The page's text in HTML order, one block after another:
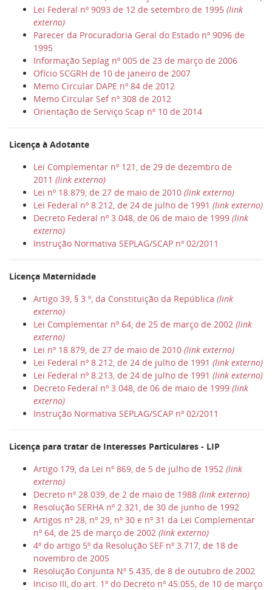
Lei Federal nº 9093 de 12 de setembro de 1995 (link
externo)
Parecer da Procuradoria Geral do Estado nº 9096 de
1995
Informação Seplag nº 005 de 23 de março de 2006
Ofício SCGRH de 10 de janeiro de 2007
Memo Circular DAPE nº 84 de 2012
Memo Circular Sef nº 308 de 2012
Orientação de Serviço Scap nº 10 de 2014
Licença à Adotante
Lei Complementar nº 121, de 29 de dezembro de
2011 (link externo)
Lei nº 18.879, de 27 de maio de 2010 (link externo)
Lei Federal nº 8.212, de 24 de julho de 1991 (link externo)
Decreto Federal nº 3.048, de 06 de maio de 1999 (link
externo)
Instrução Normativa SEPLAG/SCAP nº 02/2011
Licença Maternidade
Artigo 39, § 3.º, da Constituição da República (link
externo)
Lei Complementar nº 64, de 25 de março de 2002 (link
externo)
Lei nº 18.879, de 27 de maio de 2010 (link externo)
Lei Federal nº 8.212, de 24 de julho de 1991 (link externo)
Lei Federal nº 8.213, de 24 de julho de 1991 (link externo)
Decreto Federal nº 3.048, de 06 de maio de 1999 (link
externo)
Instrução Normativa SEPLAG/SCAP nº 02/2011
Licença para tratar de Interesses Particulares - LIP
Artigo 179, da Lei nº 869, de 5 de julho de 1952 (link
externo)
Decreto nº 28.039, de 2 de maio de 1988 (link externo)
Resolução SERHA nº 2.321, de 30 de junho de 1992
Artigos nº 28, nº 29, nº 30 e nº 31 da Lei Complementar
nº 64, de 25 de março de 2002 (link externo)
4º do artigo 5º da Resolução SEF nº 3.717, de 18 de
novembro de 2005
Resolução Conjunta Nº 5.435, de 8 de outubro de 2002
Inciso III, do art. 1º do Decreto nº 45.055, de 10 de março